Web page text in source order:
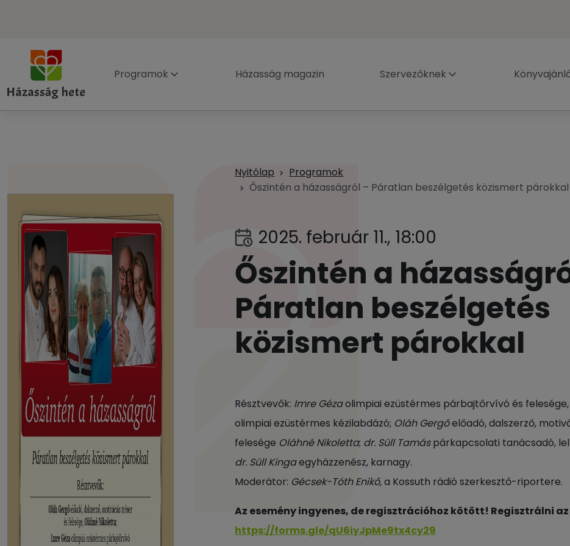
Programok Házasság magazin Szervezőknek
Nyitólap
Programok
Őszintén a házasságról – Páratlan beszélgetés közismert párokkal
2025. február 11., 18:00
Őszintén a
Páratlan beszélgetés
közismert párokkal
Résztvevők: Imre Gézaolimpiai ezüstérmes párbajtőrvívó és felesége,
olimpiai ezüstérmes kézilabdázó; Oláh Gergőelőadó, dalszerző,
felesége Oláhné Nikoletta; dr. Süll Tamáspárkapcsolati tanácsadó,
dr. Süll Kingaegyházzenész, karnagy.
Moderátor: Gécsek-Tóth Enikő,a Kossuth rádió szerkesztő-riportere.
Az esemény ingyenes, de regisztrációhoz kötött! Regisztrálni
https://forms.gle/qU6iyJpMe9tx4cy29